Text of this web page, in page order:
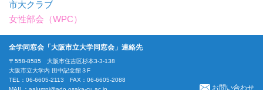
市大クラブ
女性部会（WPC）
全学同窓会「大阪市立大学同窓会」連絡先
〒558-8585 大阪市住吉区杉本3-3-138
大阪市立大学内 田中記念館３F
TEL：06-6605-2113 FAX：06-6605-2088
お問い合わせ